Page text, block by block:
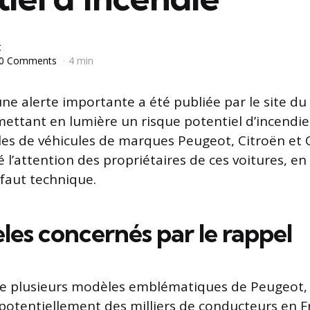
Comments
4 min
alerte importante a été publiée par le site
en lumière un risque potentiel
de véhicules de marques Peugeot, Citroën et
l’attention des propriétaires de ces voitures,
technique.
concernés par le rappel
plusieurs modèles emblématiques de
des milliers de conducteurs en